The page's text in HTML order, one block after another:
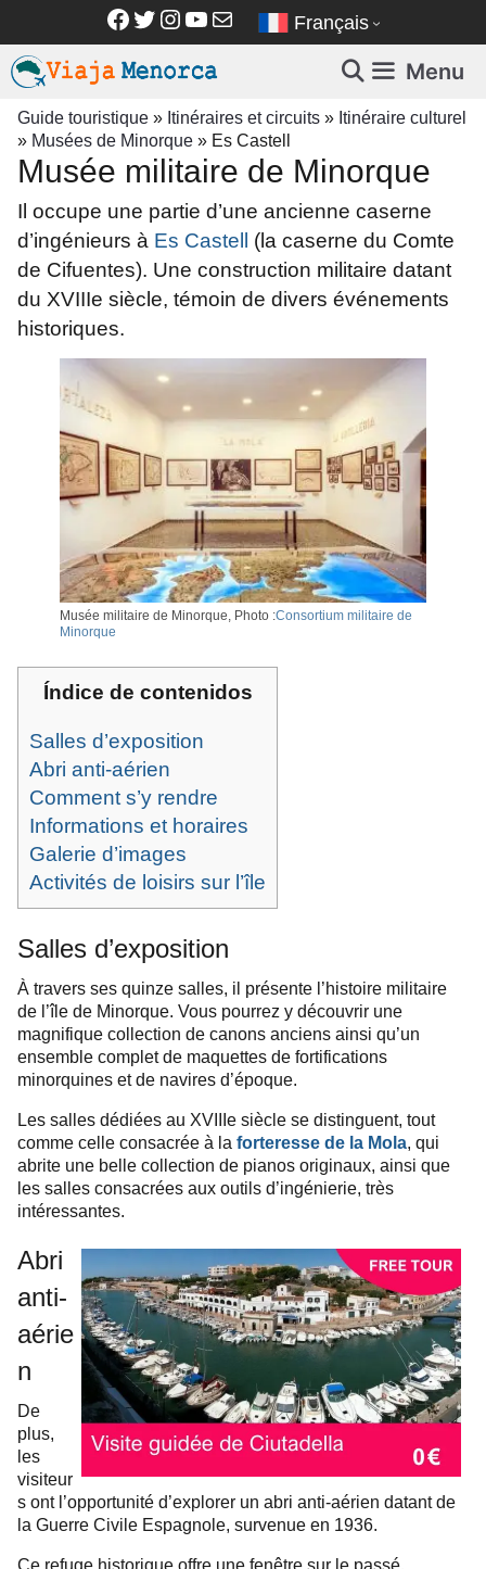
contenu
Facebook
Twitter
Instagram
YouTube
E-mail Français
Menu
Guide touristique » Itinéraires et circuits » Itinéraire culturel
» Musées de Minorque » Es Castell
Musée militaire de Minorque
Il occupe une partie d’une ancienne caserne
d’ingénieurs à Es Castell
(la caserne du Comte
de Cifuentes). Une construction militaire datant
du XVIIIe siècle, témoin de divers événements
historiques.
Musée militaire de Minorque, Photo :Consortium militaire de
Minorque
Índice de contenidos
Salles d’exposition
Abri anti-aérien
Comment s’y rendre
Informations et horaires
Galerie d’images
Activités de loisirs sur l’île
Salles d’exposition
À travers ses quinze salles, il présente l’histoire militaire
de l’île de Minorque. Vous pourrez y découvrir une
magnifique collection de canons anciens ainsi qu’un
ensemble complet de maquettes de fortifications
minorquines et de navires d’époque.
Les salles dédiées au XVIIIe siècle se distinguent, tout
comme celle consacrée à la forteresse de la Mola, qui
abrite une belle collection de pianos originaux, ainsi que
les salles consacrées aux outils d’ingénierie, très
intéressantes.
Abri
anti-
aérie
n
De
plus,
les
visiteur
s ont l’opportunité d’explorer un abri anti-aérien datant de
la Guerre Civile Espagnole, survenue en 1936.
Ce refuge historique offre une fenêtre sur le passé,